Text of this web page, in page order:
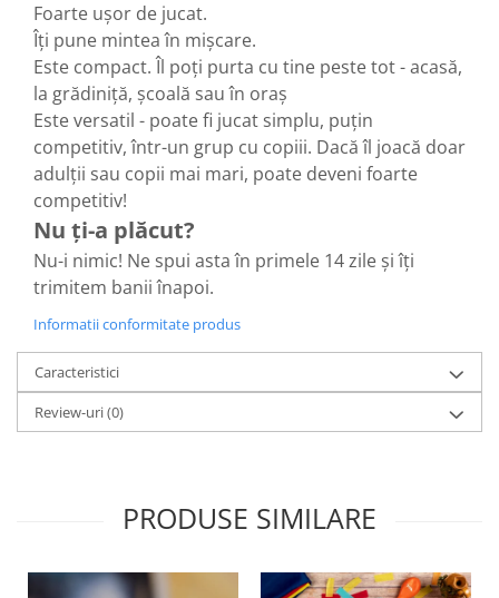
Foarte ușor de jucat.
Îți pune mintea în mișcare.
Este compact. Îl poți purta cu tine peste tot - acasă,
la grădiniță, școală sau în oraș
Este versatil - poate fi jucat simplu, puțin
competitiv, într-un grup cu copiii. Dacă îl joacă doar
adulții sau copii mai mari, poate deveni foarte
competitiv!
Nu ți-a plăcut?
Nu-i nimic! Ne spui asta în primele 14 zile și îți
trimitem banii înapoi.
Informatii conformitate produs
Caracteristici
Review-uri(0)
PRODUSE SIMILARE